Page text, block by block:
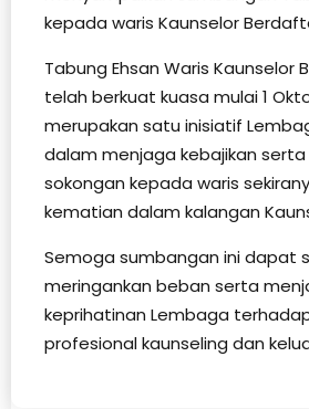
kepada waris Kaunselor
Tabung Ehsan Waris Kaunselor
telah berkuat kuasa mulai 1
merupakan satu inisiatif
dalam menjaga kebajikan
sokongan kepada waris
kematian dalam kalangan
Semoga sumbangan ini dapat
meringankan beban serta
keprihatinan Lembaga
profesional kaunseling dan